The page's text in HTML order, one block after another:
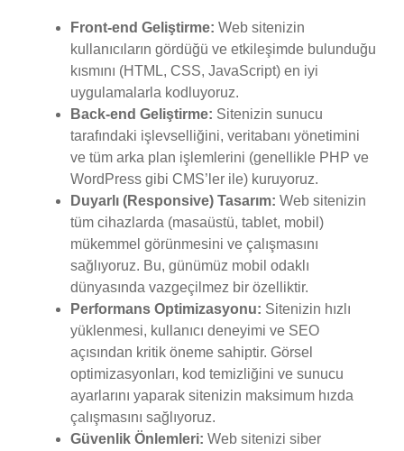
Front-end Geliştirme: Web sitenizin
kullanıcıların gördüğü ve etkileşimde bulunduğu
kısmını (HTML, CSS, JavaScript) en iyi
uygulamalarla kodluyoruz.
Back-end Geliştirme: Sitenizin sunucu
tarafındaki işlevselliğini, veritabanı yönetimini
ve tüm arka plan işlemlerini (genellikle PHP ve
WordPress gibi CMS’ler ile) kuruyoruz.
Duyarlı (Responsive) Tasarım: Web sitenizin
tüm cihazlarda (masaüstü, tablet, mobil)
mükemmel görünmesini ve çalışmasını
sağlıyoruz. Bu, günümüz mobil odaklı
dünyasında vazgeçilmez bir özelliktir.
Performans Optimizasyonu: Sitenizin hızlı
yüklenmesi, kullanıcı deneyimi ve SEO
açısından kritik öneme sahiptir. Görsel
optimizasyonları, kod temizliğini ve sunucu
ayarlarını yaparak sitenizin maksimum hızda
çalışmasını sağlıyoruz.
Güvenlik Önlemleri: Web sitenizi siber